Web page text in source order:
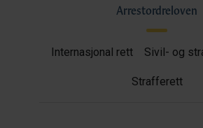
Arrestordreloven
Internasjonal rett Sivil- og
Strafferett